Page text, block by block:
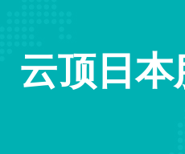
云顶日